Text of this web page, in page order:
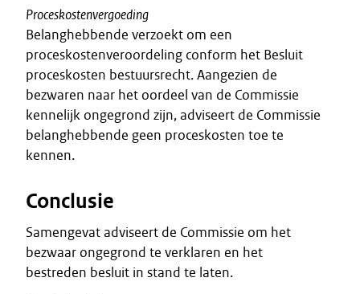
Proceskostenvergoeding
Belanghebbende verzoekt om een
proceskostenveroordeling conform het Besluit
proceskosten bestuursrecht. Aangezien de
bezwaren naar het oordeel van de Commissie
kennelijk ongegrond zijn, adviseert de Commissie
belanghebbende geen proceskosten toe te
kennen.
Conclusie
Samengevat adviseert de Commissie om het
bezwaar ongegrond te verklaren en het
bestreden besluit in stand te laten.